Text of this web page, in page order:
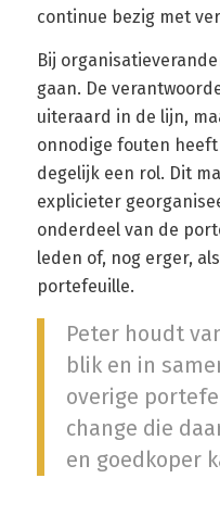
continue bezig met
Bij
gaan. De
uiteraard in de lijn,
onnodige fouten
degelijk een rol. Dit
explicieter
onderdeel van de
leden of, nog erger,
portefeuille.
Peter houdt
blik en in
overige
change die
en goedkoper